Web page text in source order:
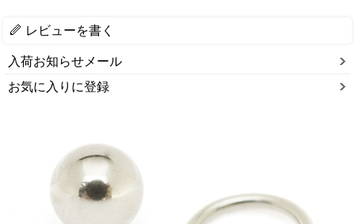
レビューを書く
入荷お知らせメール
お気に入りに登録